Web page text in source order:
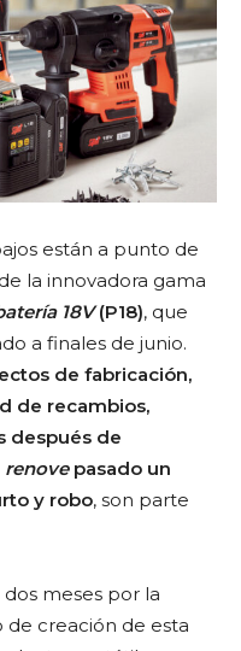
están a punto de
la innovadora gama
18V(P18), que
a finales de junio.
de fabricación,
de recambios,
después de
renovepasado un
y robo, son parte
meses por la
creación de esta